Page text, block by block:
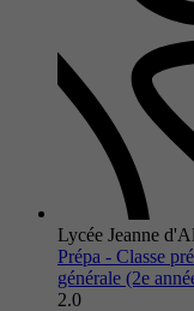
Lycée Jeanne
Prépa - Classe
générale (2e
2.0